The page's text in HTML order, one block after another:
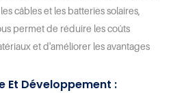
câbles et les batteries solaires,
permet de réduire les coûts
et d'améliorer les avantages
Et Développement :